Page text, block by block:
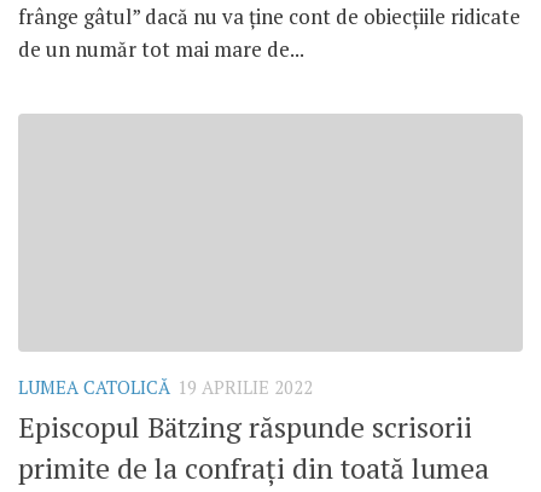
frânge gâtul” dacă nu va ține cont de obiecțiile ridicate
de un număr tot mai mare de...
LUMEA CATOLICĂ 19 APRILIE 2022
Episcopul Bätzing răspunde scrisorii
primite de la confrați din toată lumea